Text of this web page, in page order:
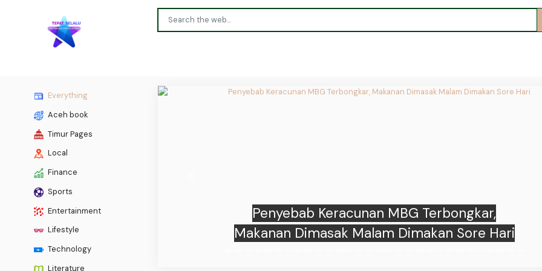
Everything
Aceh book
Timur Pages
Local
Finance
Sports
Entertainment
Lifestyle
Technology
Literature
Pertamina Patra Niaga Salurkan Alsintan Listrik
Dukung Pertanian di Bali